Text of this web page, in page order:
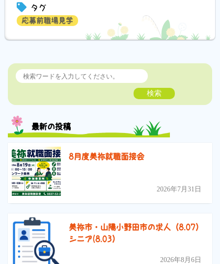
タグ
応募前職場見学
検索
最新の投稿
8月度美祢就職面接会
2026年7月31日
美祢市・山陽小野田市の求人（8.07）
シニア(8.03）
2026年8月6日